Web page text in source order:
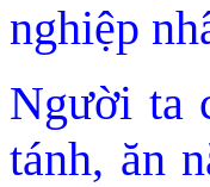
nghiệp
Người ta
tánh, ăn